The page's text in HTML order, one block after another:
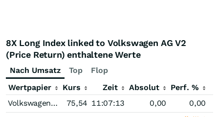
8X Long Index linked to Volkswagen AG V2
(Price Return) enthaltene Werte
Nach Umsatz Top
Flop
Wertpapier
Kurs Zeit Absolut
Perf. %
Volkswagen (VW) Vz
75,54 11:07:13 0,00 0,00